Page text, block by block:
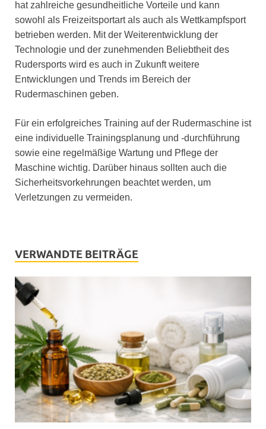
hat zahlreiche gesundheitliche Vorteile und kann
sowohl als Freizeitsportart als auch als Wettkampfsport
betrieben werden. Mit der Weiterentwicklung der
Technologie und der zunehmenden Beliebtheit des
Rudersports wird es auch in Zukunft weitere
Entwicklungen und Trends im Bereich der
Rudermaschinen geben.
Für ein erfolgreiches Training auf der Rudermaschine ist
eine individuelle Trainingsplanung und -durchführung
sowie eine regelmäßige Wartung und Pflege der
Maschine wichtig. Darüber hinaus sollten auch die
Sicherheitsvorkehrungen beachtet werden, um
Verletzungen zu vermeiden.
VERWANDTE BEITRÄGE